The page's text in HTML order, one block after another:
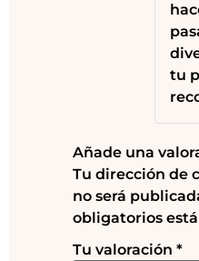
tu
Añade una
Tu dirección de
no será
obligatorios
Tu valoración *